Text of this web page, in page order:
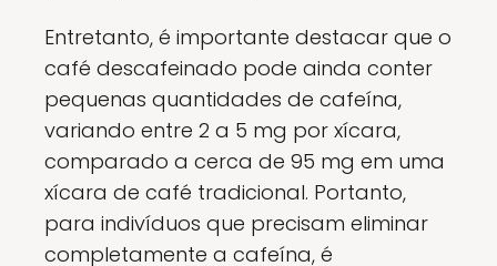
Entretanto, é importante destacar que o
café descafeinado pode ainda conter
pequenas quantidades de cafeína,
variando entre 2 a 5 mg por xícara,
comparado a cerca de 95 mg em uma
xícara de café tradicional. Portanto,
para indivíduos que precisam eliminar
completamente a cafeína, é